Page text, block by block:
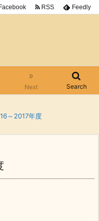
»
Next Search
RSS Feedly
～2017年度